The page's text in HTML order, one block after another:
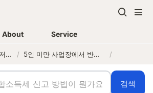
About Service
세금이 나오기 전에, 먼저 연락하는 세무법인 / 5인 미만 사업장에서 반드시 지켜야 하는 근로기준법 규정 /
검색